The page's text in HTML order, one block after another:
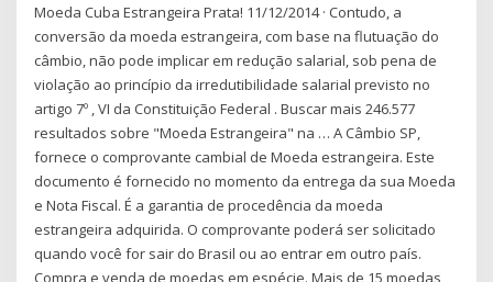
Moeda Cuba Estrangeira Prata! 11/12/2014 · Contudo, a
conversão da moeda estrangeira, com base na flutuação do
câmbio, não pode implicar em redução salarial, sob pena de
violação ao princípio da irredutibilidade salarial previsto no
artigo 7º , VI da Constituição Federal . Buscar mais 246.577
resultados sobre "Moeda Estrangeira" na … A Câmbio SP,
fornece o comprovante cambial de Moeda estrangeira. Este
documento é fornecido no momento da entrega da sua Moeda
e Nota Fiscal. É a garantia de procedência da moeda
estrangeira adquirida. O comprovante poderá ser solicitado
quando você for sair do Brasil ou ao entrar em outro país.
Compra e venda de moedas em espécie. Mais de 15 moedas